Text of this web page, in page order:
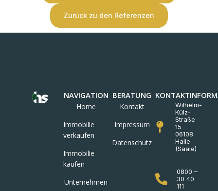
Zurück zu den Referenzen
NAVIGATION
Home
Immobilie
verkaufen
Immobilie
kaufen
Unternehmen
BERATUNG
Kontakt
Impressum
Datenschutz
Wilhelm-
Külz-
Straße
15
06108
Halle
(Saale)
0800 –
30 40
111